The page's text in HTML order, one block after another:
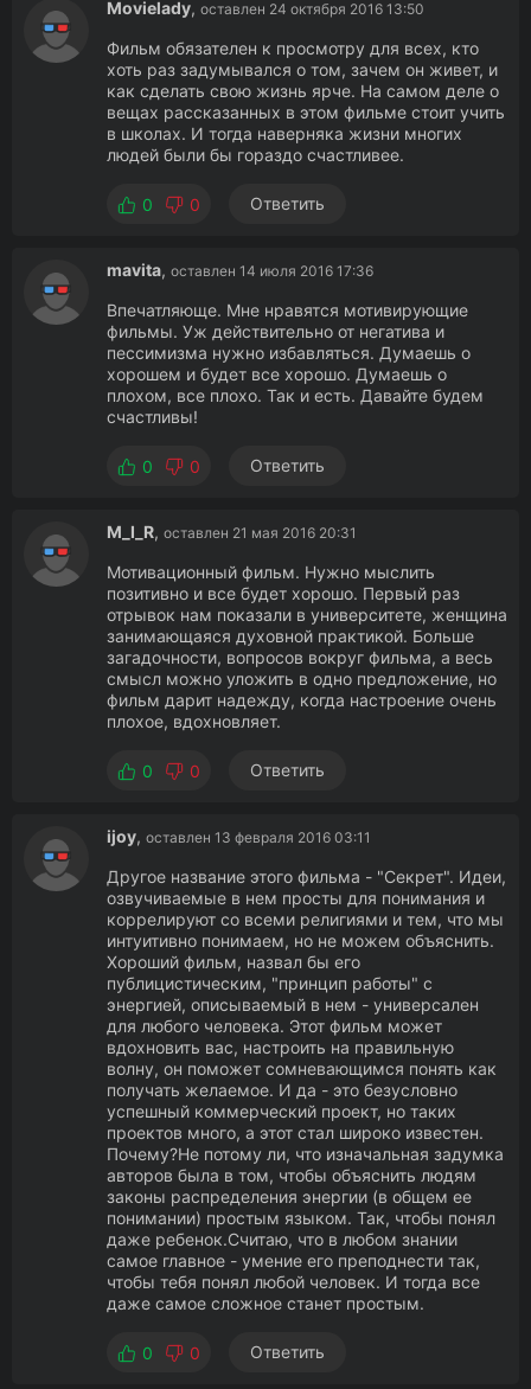
Movielady, оставлен 24 октября 2016 13:50
Фильм обязателен к просмотру для всех, кто
хоть раз задумывался о том, зачем он живет, и
как сделать свою жизнь ярче. На самом деле о
вещах рассказанных в этом фильме стоит учить
в школах. И тогда наверняка жизни многих
людей были бы гораздо счастливее.
0 0 Ответить
mavita, оставлен 14 июля 2016 17:36
Впечатляюще. Мне нравятся мотивирующие
фильмы. Уж действительно от негатива и
пессимизма нужно избавляться. Думаешь о
хорошем и будет все хорошо. Думаешь о
плохом, все плохо. Так и есть. Давайте будем
счастливы!
0 0 Ответить
M_I_R, оставлен 21 мая 2016 20:31
Мотивационный фильм. Нужно мыслить
позитивно и все будет хорошо. Первый раз
отрывок нам показали в университете, женщина
занимающаяся духовной практикой. Больше
загадочности, вопросов вокруг фильма, а весь
смысл можно уложить в одно предложение, но
фильм дарит надежду, когда настроение очень
плохое, вдохновляет.
0 0 Ответить
ijoy, оставлен 13 февраля 2016 03:11
Другое название этого фильма - "Секрет". Идеи,
озвучиваемые в нем просты для понимания и
коррелируют со всеми религиями и тем, что мы
интуитивно понимаем, но не можем объяснить.
Хороший фильм, назвал бы его
публицистическим, "принцип работы" с
энергией, описываемый в нем - универсален
для любого человека. Этот фильм может
вдохновить вас, настроить на правильную
волну, он поможет сомневающимся понять как
получать желаемое. И да - это безусловно
успешный коммерческий проект, но таких
проектов много, а этот стал широко известен.
Почему?Не потому ли, что изначальная задумка
авторов была в том, чтобы объяснить людям
законы распределения энергии (в общем ее
понимании) простым языком. Так, чтобы понял
даже ребенок.Считаю, что в любом знании
самое главное - умение его преподнести так,
чтобы тебя понял любой человек. И тогда все
даже самое сложное станет простым.
0 0 Ответить